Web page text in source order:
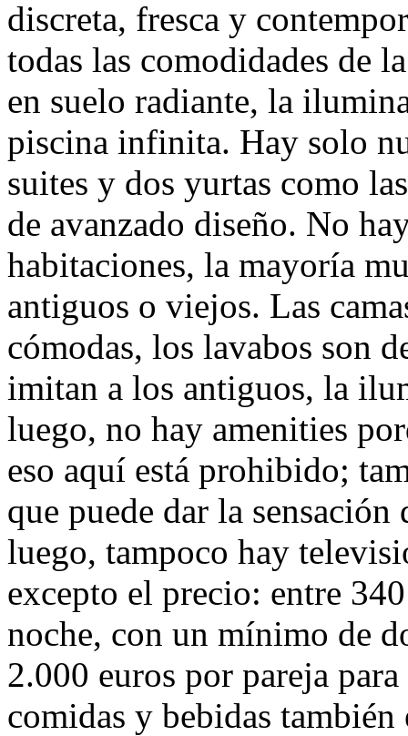
discreta, fresca y
todas las comodidades de
en suelo radiante, la
piscina infinita. Hay solo
suites y dos yurtas como
de avanzado diseño. No
habitaciones, la mayoría
antiguos o viejos. Las
cómodas, los lavabos son
imitan a los antiguos, la
luego, no hay amenities
eso aquí está prohibido;
que puede dar la sensación
luego, tampoco hay
excepto el precio: entre
noche, con un mínimo de
2.000 euros por pareja
comidas y bebidas